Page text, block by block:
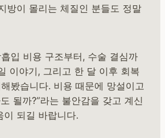
방이 몰리는 체질인 분들도 정말
입 비용 구조부터, 수술 결심까
이야기, 그리고 한 달 이후 회복
봤습니다. 비용 때문에 망설이고
될까?”라는 불안감을 갖고 계신
이 되길 바랍니다.